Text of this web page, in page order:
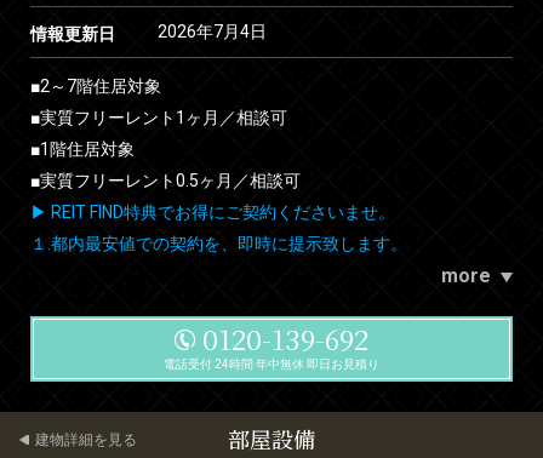
情報更新日 2026年7月4日
■2～7階住居対象
■実質フリーレント1ヶ月／相談可
■1階住居対象
■実質フリーレント0.5ヶ月／相談可
▶ REIT FIND特典でお得にご契約くださいませ。
１.都内最安値での契約を、即時に提示致します。
more
0120-139-692
電話受付 24時間 年中無休 即日お見積り
部屋設備
建物詳細を見る